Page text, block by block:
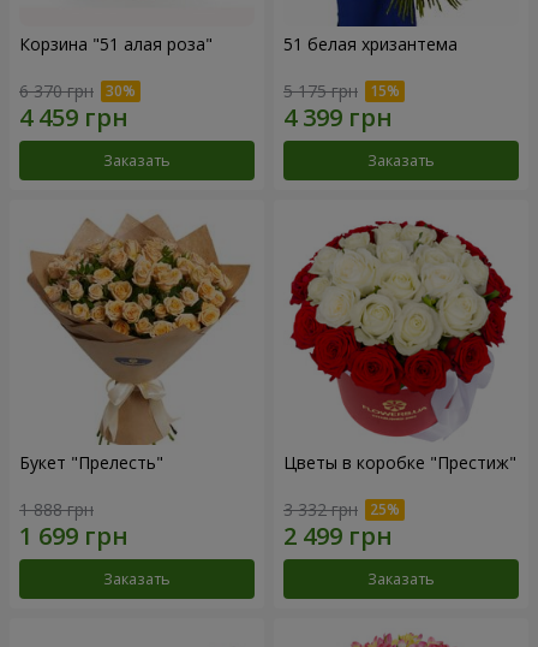
Корзина "51 алая роза"
6 370 грн
Заказать
51 белая хризантема
5 175 грн
Заказать
Букет "Прелесть"
1 888 грн
Заказать
Цветы в коробке "Престиж"
3 332 грн
Заказать